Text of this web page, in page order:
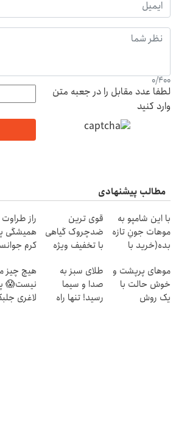
0/400
لطفا عدد مقابل را در جعبه متن
وارد کنید
مطالب پیشنهادی
با این شامپو به
موهات جونِ تازه
بده(خرید با
قوی ترین
ضدچروک گیاهی
با تخفیف ویژه
راز طراوت
همیشگی
کرم
45%تخفیف
موهای پرپشت و
خوش حالت با
یک روش
طلای سبز به
صدا و سیما
رسید! تنها راه
هیچ چیز
نیست😱
لاغری